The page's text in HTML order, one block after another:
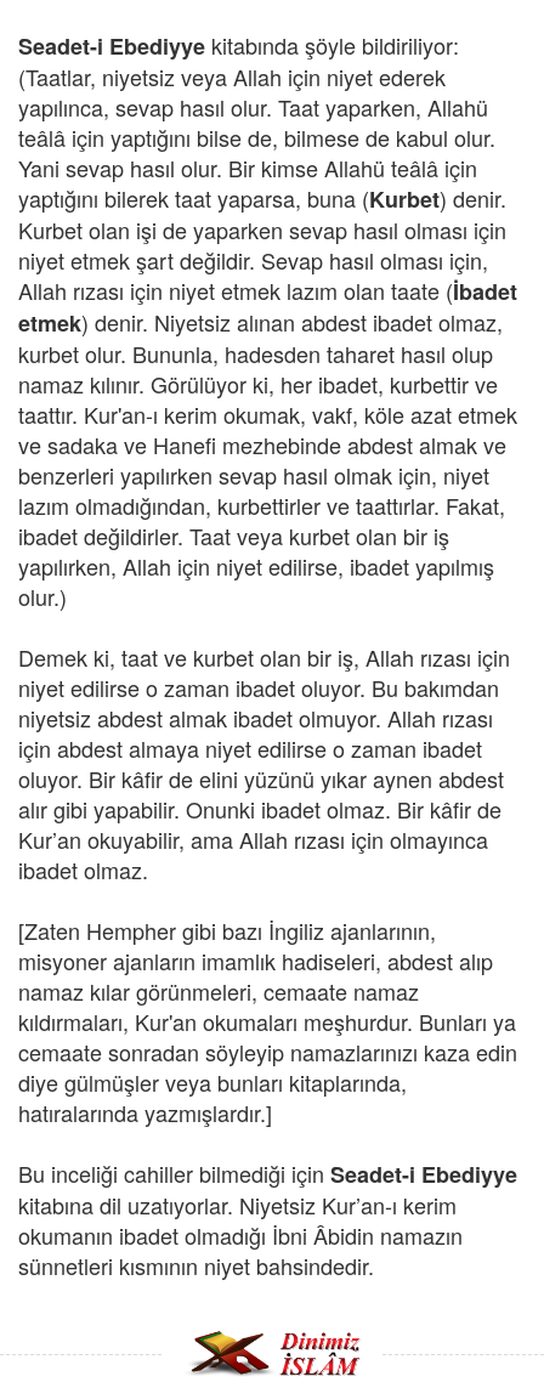
Seadet-i Ebediyye kitabında şöyle bildiriliyor:
(Taatlar, niyetsiz veya Allah için niyet ederek
yapılınca, sevap hasıl olur. Taat yaparken, Allahü
teâlâ için yaptığını bilse de, bilmese de kabul olur.
Yani sevap hasıl olur. Bir kimse Allahü teâlâ için
yaptığını bilerek taat yaparsa, buna (Kurbet) denir.
Kurbet olan işi de yaparken sevap hasıl olması için
niyet etmek şart değildir. Sevap hasıl olması için,
Allah rızası için niyet etmek lazım olan taate (İbadet
etmek) denir. Niyetsiz alınan abdest ibadet olmaz,
kurbet olur. Bununla, hadesden taharet hasıl olup
namaz kılınır. Görülüyor ki, her ibadet, kurbettir ve
taattır. Kur'an-ı kerim okumak, vakf, köle azat etmek
ve sadaka ve Hanefi mezhebinde abdest almak ve
benzerleri yapılırken sevap hasıl olmak için, niyet
lazım olmadığından, kurbettirler ve taattırlar. Fakat,
ibadet değildirler. Taat veya kurbet olan bir iş
yapılırken, Allah için niyet edilirse, ibadet yapılmış
olur.)
Demek ki, taat ve kurbet olan bir iş, Allah rızası için
niyet edilirse o zaman ibadet oluyor. Bu bakımdan
niyetsiz abdest almak ibadet olmuyor. Allah rızası
için abdest almaya niyet edilirse o zaman ibadet
oluyor. Bir kâfir de elini yüzünü yıkar aynen abdest
alır gibi yapabilir. Onunki ibadet olmaz. Bir kâfir de
Kur’an okuyabilir, ama Allah rızası için olmayınca
ibadet olmaz.
[Zaten Hempher gibi bazı İngiliz ajanlarının,
misyoner ajanların imamlık hadiseleri, abdest alıp
namaz kılar görünmeleri, cemaate namaz
kıldırmaları, Kur'an okumaları meşhurdur. Bunları ya
cemaate sonradan söyleyip namazlarınızı kaza edin
diye gülmüşler veya bunları kitaplarında,
hatıralarında yazmışlardır.]
Bu inceliği cahiller bilmediği için Seadet-i Ebediyye
kitabına dil uzatıyorlar. Niyetsiz Kur’an-ı kerim
okumanın ibadet olmadığı İbni Âbidin namazın
sünnetleri kısmının niyet bahsindedir.